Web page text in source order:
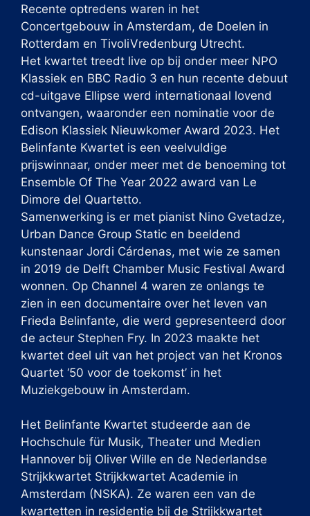
Recente optredens waren in het
Concertgebouw in Amsterdam, de Doelen in
Rotterdam en TivoliVredenburg Utrecht.
Het kwartet treedt live op bij onder meer NPO
Klassiek en BBC Radio 3 en hun recente debuut
cd-uitgave Ellipse werd internationaal lovend
ontvangen, waaronder een nominatie voor de
Edison Klassiek Nieuwkomer Award 2023. Het
Belinfante Kwartet is een veelvuldige
prijswinnaar, onder meer met de benoeming tot
Ensemble Of The Year 2022 award van Le
Dimore del Quartetto.
Samenwerking is er met pianist Nino Gvetadze,
Urban Dance Group Static en beeldend
kunstenaar Jordi Cárdenas, met wie ze samen
in 2019 de Delft Chamber Music Festival Award
wonnen. Op Channel 4 waren ze onlangs te
zien in een documentaire over het leven van
Frieda Belinfante, die werd gepresenteerd door
de acteur Stephen Fry. In 2023 maakte het
kwartet deel uit van het project van het Kronos
Quartet ‘50 voor de toekomst’ in het
Muziekgebouw in Amsterdam.
Het Belinfante Kwartet studeerde aan de
Hochschule für Musik, Theater und Medien
Hannover bij Oliver Wille en de Nederlandse
Strijkkwartet Strijkkwartet Academie in
Amsterdam (NSKA). Ze waren een van de
kwartetten in residentie bij de Strijkkwartet